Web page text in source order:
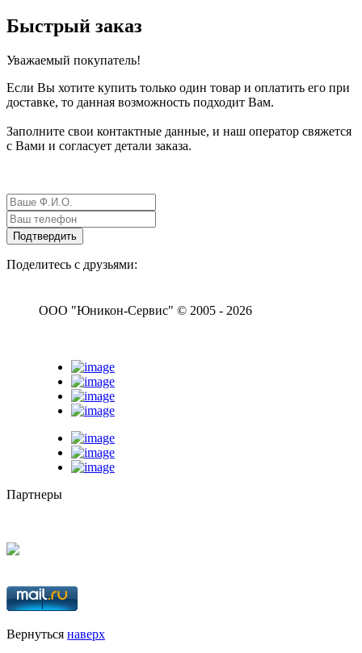
Быстрый заказ
Уважаемый покупатель!
Если Вы хотите купить только один товар и оплатить его при
доставке, то данная возможность подходит Вам.
Заполните свои контактные данные, и наш оператор свяжется
с Вами и согласует детали заказа.
Поделитесь с друзьями:
ООО "Юникон-Сервис" © 2005 - 2026
Партнеры
Вернуться наверх